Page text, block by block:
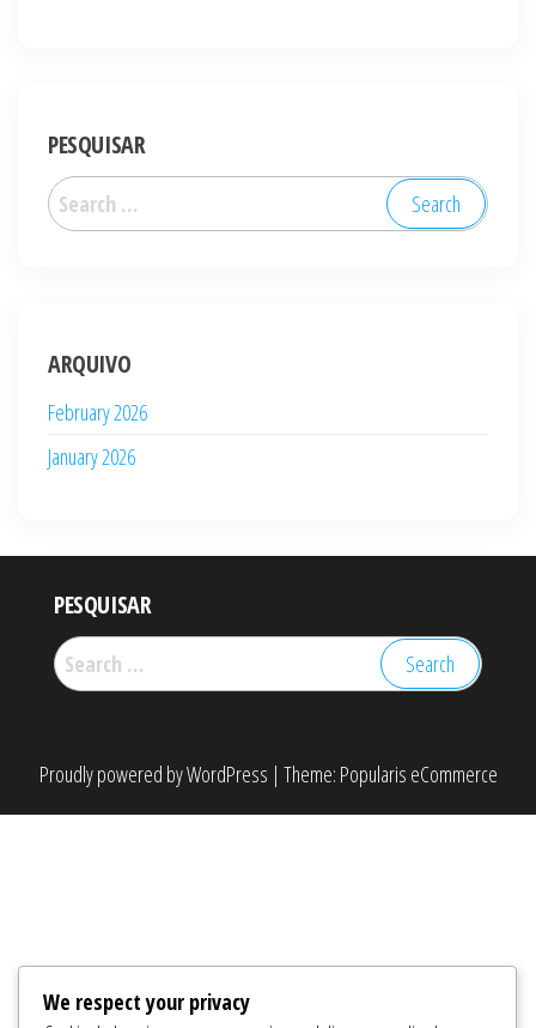
PESQUISAR
Search
for:
ARQUIVO
February 2026
January 2026
PESQUISAR
Search
for:
Proudly powered byWordPress | Theme: Popularis eCommerce
We respect your privacy